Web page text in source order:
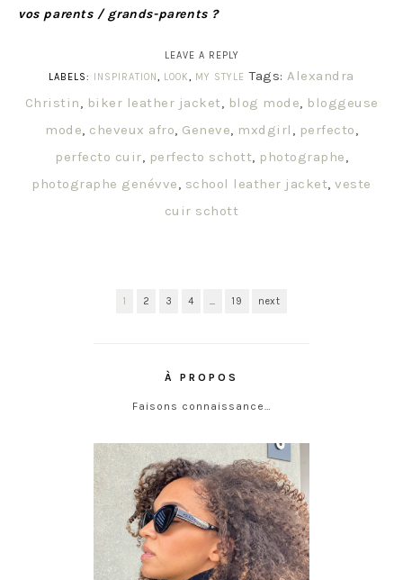
vos parents / grands-parents ?
LEAVE A REPLY
LABELS: INSPIRATION, LOOK, MY STYLE Tags:Alexandra
Christin, biker leather jacket, blog mode, bloggeuse
mode, cheveux afro, Geneve, mxdgirl , perfecto,
perfecto cuir, perfecto schott, photographe,
photographe genévve, school leather jacket,veste
cuir schott
1 2 3 4 … 19 next
À PROPOS
Faisons connaissance…